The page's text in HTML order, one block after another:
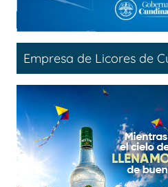
Empresa de Licores de